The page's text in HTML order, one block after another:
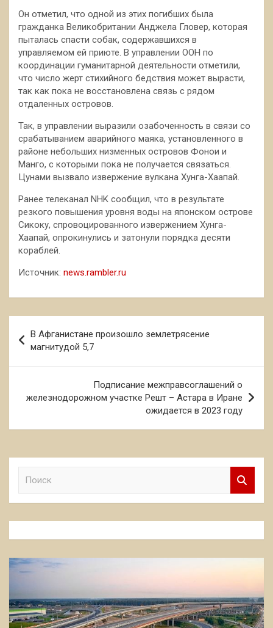
Он отметил, что одной из этих погибших была
гражданка Великобритании Анджела Гловер, которая
пыталась спасти собак, содержавшихся в
управляемом ей приюте. В управлении ООН по
координации гуманитарной деятельности отметили,
что число жерт стихийного бедствия может вырасти,
так как пока не восстановлена связь с рядом
отдаленных островов.
Так, в управлении выразили озабоченность в связи со
срабатыванием аварийного маяка, установленного в
районе небольших низменных островов Фонои и
Манго, с которыми пока не получается связаться.
Цунами вызвало извержение вулкана Хунга-Хаапай.
Ранее телеканал NHK сообщил, что в результате
резкого повышения уровня воды на японском острове
Сикоку, спровоцированного извержением Хунга-
Хаапай, опрокинулись и затонули порядка десяти
кораблей.
Источник: news.rambler.ru
по
записям
В Афганистане произошло землетрясение
магнитудой 5,7
Подписание межправсоглашений о
железнодорожном участке Решт – Астара в Иране
ожидается в 2023 году
к